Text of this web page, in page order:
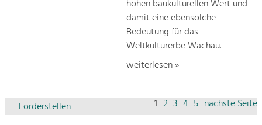
hohen baukulturellen Wert und
damit eine ebensolche
Bedeutung für das
Weltkulturerbe Wachau.
weiterlesen »
1 2 3 4 5 nächste Seite
Förderstellen